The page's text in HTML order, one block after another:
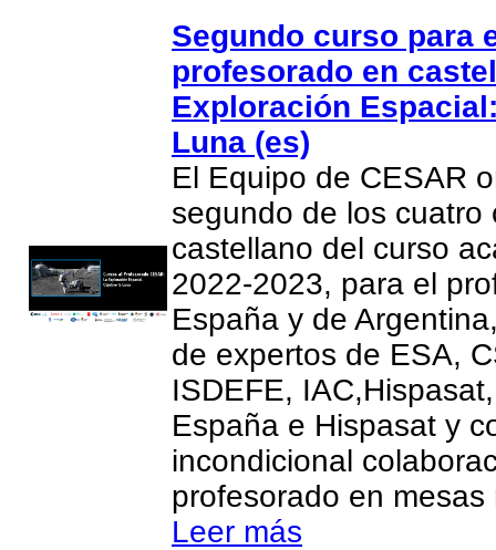
Segundo curso para
profesorado en
Exploración
Luna (es)
El Equipo de CESAR
segundo de los cuatro
castellano del curso
2022-2023, para el
España y de
de expertos de ESA,
ISDEFE,
España e Hispasat y
incondicional
profesorado en mesas
Leer más